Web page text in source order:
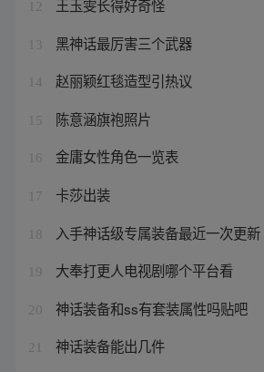
12 王玉雯长得好奇怪
13 黑神话最厉害三个武器
14 赵丽颖红毯造型引热议
15 陈意涵旗袍照片
16 金庸女性角色一览表
17 卡莎出装
18 入手神话级专属装备最近一次更新
19 大奉打更人电视剧哪个平台看
20 神话装备和ss有套装属性吗贴吧
21 神话装备能出几件